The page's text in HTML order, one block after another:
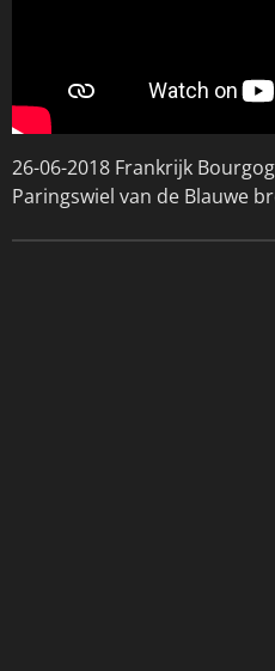
26-06-2018 Frankrijk
Paringswiel van de Blauwe